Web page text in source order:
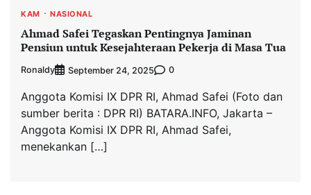
KAM NASIONAL
Ahmad Safei Tegaskan Pentingnya Jaminan
Pensiun untuk Kesejahteraan Pekerja di Masa Tua
Ronaldy September 24, 2025 0
Anggota Komisi IX DPR RI, Ahmad Safei (Foto dan
sumber berita : DPR RI) BATARA.INFO, Jakarta –
Anggota Komisi IX DPR RI, Ahmad Safei,
menekankan […]